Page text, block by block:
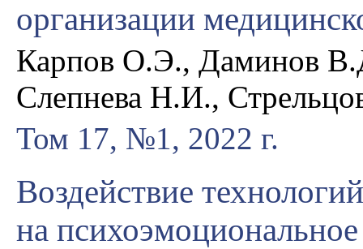
организации
Карпов О.Э., Даминов
Слепнева Н.И.,
Том 17, №1, 2022 г.
Воздействие
на